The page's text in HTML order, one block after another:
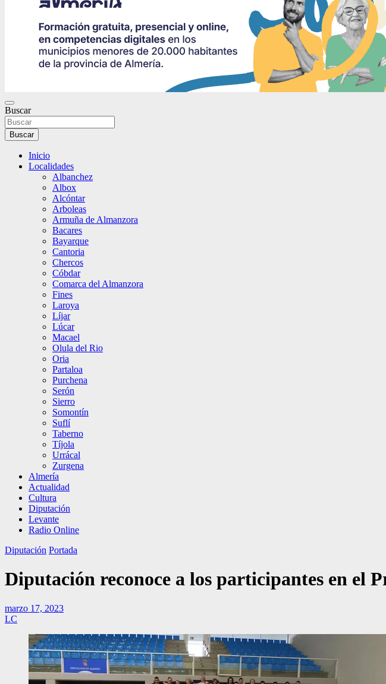
Buscar
Buscar
Inicio
Localidades
Albanchez
Albox
Alcóntar
Arboleas
Armuña de Almanzora
Bacares
Bayarque
Cantoria
Chercos
Cóbdar
Comarca del Almanzora
Fines
Laroya
Líjar
Lúcar
Macael
Olula del Rio
Oria
Partaloa
Purchena
Serón
Sierro
Somontín
Suflí
Taberno
Tíjola
Urrácal
Zurgena
Almería
Actualidad
Cultura
Diputación
Levante
Radio Online
Diputación Portada
Diputación reconoce a los participantes en el
marzo 17, 2023
LC